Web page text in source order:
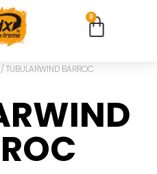
0
TUBULARWIND BARROC